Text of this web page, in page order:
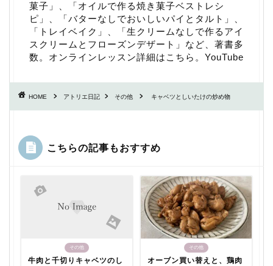
菓子 」、「オイルで作る焼き菓子ベストレシ
ピ 」、「バターなしでおいしいパイとタルト 」、
「 トレイベイク 」、「生クリームなしで作るアイ
スクリームとフローズンデザート 」など、著書多
数。 オンラインレッスン詳細はこちら 。 YouTube
HOME アトリエ日記 その他 キャベツとしいたけの炒め物
こちらの記事もおすすめ
その他
牛肉と千切りキャベツのし
その他
オーブン買い替えと、鶏肉